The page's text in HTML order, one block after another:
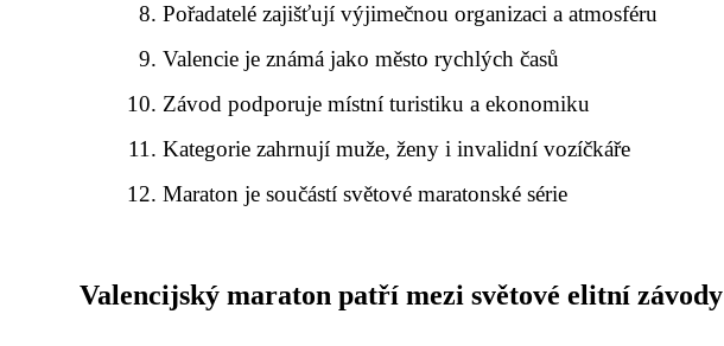
Pořadatelé zajišťují výjimečnou organizaci a atmosféru
Valencie je známá jako město rychlých časů
Závod podporuje místní turistiku a ekonomiku
Kategorie zahrnují muže, ženy i invalidní vozíčkáře
Maraton je součástí světové maratonské série
Valencijský maraton patří mezi světové elitní závody